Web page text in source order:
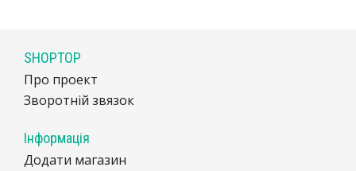
SHOPTOP
Про проект
Зворотній звязок
Інформація
Додати магазин